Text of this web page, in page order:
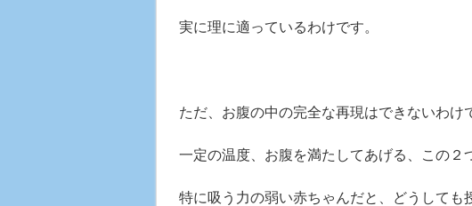
実に理に適っているわけです。
ただ、お腹の中の完全な再現はできないわけ
一定の温度、お腹を満たしてあげる、この２
特に吸う力の弱い赤ちゃんだと、どうして